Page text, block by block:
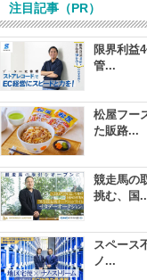
注目記事（PR）
限界利益
管...
松屋フー
た販路...
競走馬の
挑む、国
スペース
ノ...